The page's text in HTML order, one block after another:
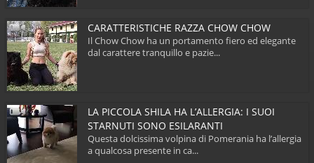
CARATTERISTICHE RAZZA CHOW CHOW
Il Chow Chow ha un portamento fiero ed elegante
dal carattere tranquillo e pazie...
LA PICCOLA SHILA HA L’ALLERGIA: I SUOI
STARNUTI SONO ESILARANTI
Questa dolcissima volpina di Pomerania ha l’allergia
a qualcosa presente in ca...